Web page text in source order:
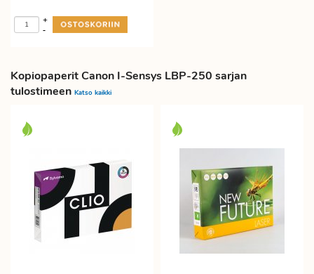
-
+
Kopiopaperit Canon I-Sensys LBP-250 sarjan
tulostimeen Katso kaikki